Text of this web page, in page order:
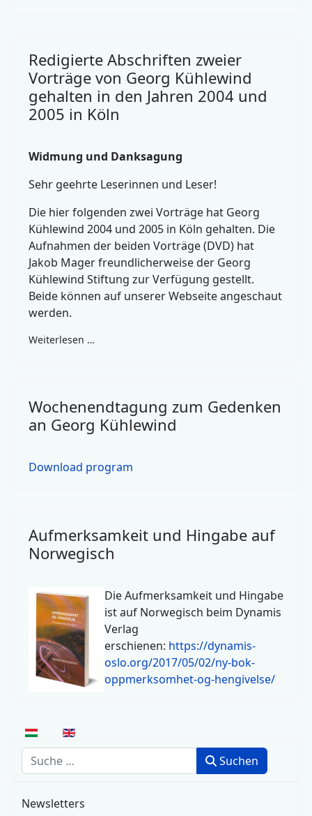
Redigierte Abschriften zweier
Vorträge von Georg Kühlewind
gehalten in den Jahren 2004 und
2005 in Köln
Widmung und Danksagung
Sehr geehrte Leserinnen und Leser!
Die hier folgenden zwei Vorträge hat Georg
Kühlewind 2004 und 2005 in Köln gehalten. Die
Aufnahmen der beiden Vorträge (DVD) hat
Jakob Mager freundlicherweise der Georg
Kühlewind Stiftung zur Verfügung gestellt.
Beide können auf unserer Webseite angeschaut
werden.
Weiterlesen …
Wochenendtagung zum Gedenken
an Georg Kühlewind
Download program
Aufmerksamkeit und Hingabe auf
Norwegisch
Die Aufmerksamkeit und Hingabe
ist auf Norwegisch beim Dynamis
Verlag
erschienen: https://dynamis-
oslo.org/2017/05/02/ny-bok-
oppmerksomhet-og-hengivelse/
Sprache auswählen
Suchen
Suchen
Newsletters